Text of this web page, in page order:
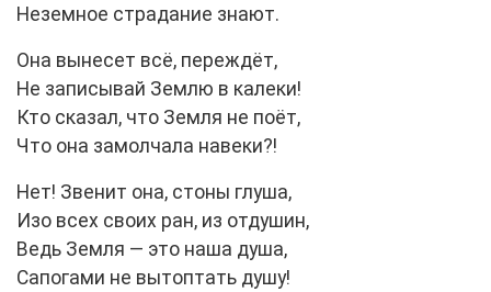
Неземное страдание знают.
Она вынесет всё, переждёт,
Не записывай Землю в калеки!
Кто сказал, что Земля не поёт,
Что она замолчала навеки?!
Нет! Звенит она, стоны глуша,
Изо всех своих ран, из отдушин,
Ведь Земля — это наша душа,
Сапогами не вытоптать душу!